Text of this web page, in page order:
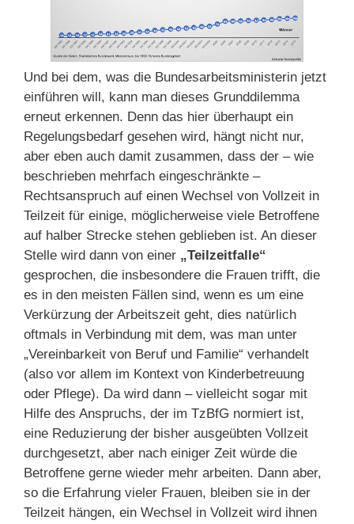
Und bei dem, was die Bundesarbeitsministerin jetzt
einführen will, kann man dieses Grunddilemma
erneut erkennen. Denn das hier überhaupt ein
Regelungsbedarf gesehen wird, hängt nicht nur,
aber eben auch damit zusammen, dass der – wie
beschrieben mehrfach eingeschränkte –
Rechtsanspruch auf einen Wechsel von Vollzeit in
Teilzeit für einige, möglicherweise viele Betroffene
auf halber Strecke stehen geblieben ist. An dieser
Stelle wird dann von einer „Teilzeitfalle“
gesprochen, die insbesondere die Frauen trifft, die
es in den meisten Fällen sind, wenn es um eine
Verkürzung der Arbeitszeit geht, dies natürlich
oftmals in Verbindung mit dem, was man unter
„Vereinbarkeit von Beruf und Familie“ verhandelt
(also vor allem im Kontext von Kinderbetreuung
oder Pflege). Da wird dann – vielleicht sogar mit
Hilfe des Anspruchs, der im TzBfG normiert ist,
eine Reduzierung der bisher ausgeübten Vollzeit
durchgesetzt, aber nach einiger Zeit würde die
Betroffene gerne wieder mehr arbeiten. Dann aber,
so die Erfahrung vieler Frauen, bleiben sie in der
Teilzeit hängen, ein Wechsel in Vollzeit wird ihnen